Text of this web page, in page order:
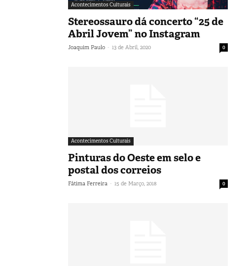
Acontecimentos Culturais
Stereossauro dá concerto “25 de
Abril Jovem” no Instagram
Joaquim Paulo - 13 de Abril, 2020 0
Acontecimentos Culturais
Pinturas do Oeste em selo e
postal dos correios
Fátima Ferreira - 15 de Março, 2018 0